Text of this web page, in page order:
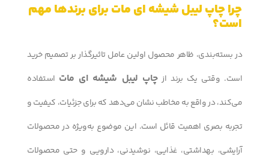
چرا چاپ لیبل شیشه ای مات برای برندها مهم
است؟
در بسته‌بندی، ظاهر محصول اولین عامل تاثیرگذار بر تصمیم خرید
است. وقتی یک برند ازچاپ لیبل شیشه ای مات استفاده
می‌کند، در واقع به مخاطب نشان می‌دهد که برای جزئیات، کیفیت و
تجربه بصری اهمیت قائل است. این موضوع به‌ویژه در محصولات
آرایشی، بهداشتی، غذایی، نوشیدنی، دارویی و حتی محصولات